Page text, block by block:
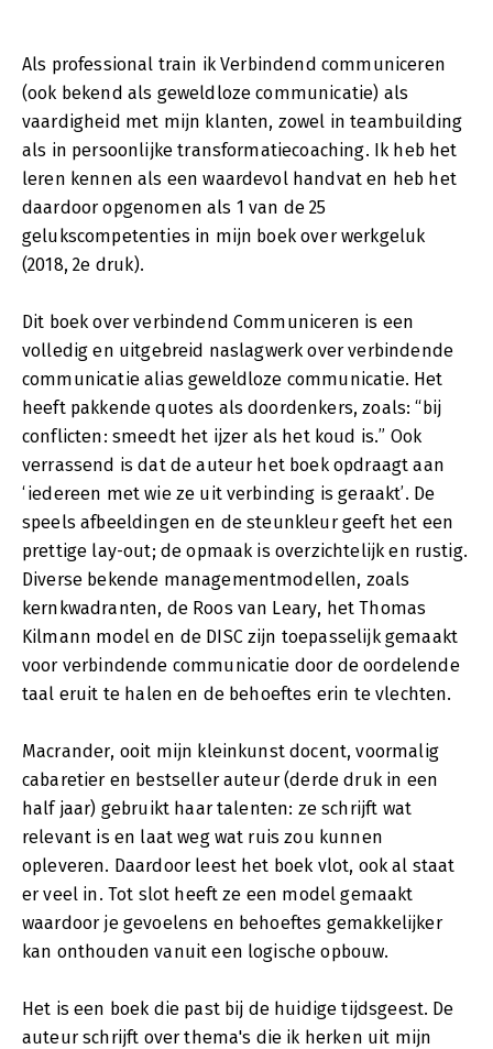
Als professional train ik Verbindend communiceren
(ook bekend als geweldloze communicatie) als
vaardigheid met mijn klanten, zowel in teambuilding
als in persoonlijke transformatiecoaching. Ik heb het
leren kennen als een waardevol handvat en heb het
daardoor opgenomen als 1 van de 25
gelukscompetenties in mijn boek over werkgeluk
(2018, 2e druk).
Dit boek over verbindend Communiceren is een
volledig en uitgebreid naslagwerk over verbindende
communicatie alias geweldloze communicatie. Het
heeft pakkende quotes als doordenkers, zoals: “bij
conflicten: smeedt het ijzer als het koud is.” Ook
verrassend is dat de auteur het boek opdraagt aan
‘iedereen met wie ze uit verbinding is geraakt’. De
speels afbeeldingen en de steunkleur geeft het een
prettige lay-out; de opmaak is overzichtelijk en rustig.
Diverse bekende managementmodellen, zoals
kernkwadranten, de Roos van Leary, het Thomas
Kilmann model en de DISC zijn toepasselijk gemaakt
voor verbindende communicatie door de oordelende
taal eruit te halen en de behoeftes erin te vlechten.
Macrander, ooit mijn kleinkunst docent, voormalig
cabaretier en bestseller auteur (derde druk in een
half jaar) gebruikt haar talenten: ze schrijft wat
relevant is en laat weg wat ruis zou kunnen
opleveren. Daardoor leest het boek vlot, ook al staat
er veel in. Tot slot heeft ze een model gemaakt
waardoor je gevoelens en behoeftes gemakkelijker
kan onthouden vanuit een logische opbouw.
Het is een boek die past bij de huidige tijdsgeest. De
auteur schrijft over thema's die ik herken uit mijn